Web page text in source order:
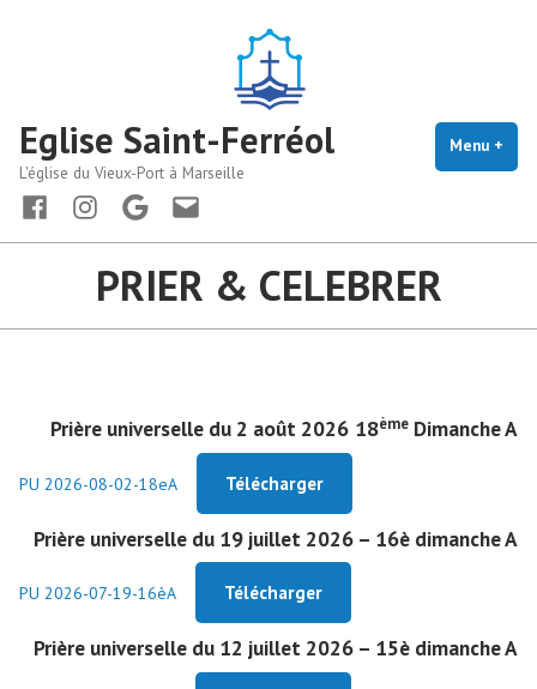
Eglise Saint-Ferréol
L'église du Vieux-Port à Marseille
Menu +
Facebookinstagram
maps
Nous
écrire
PRIER & CELEBRER
Prière universelle du 2 août 2026 18ème Dimanche A
PU 2026-08-02-18eA Télécharger
Prière universelle du 19 juillet 2026 – 16è dimanche A
PU 2026-07-19-16èA Télécharger
Prière universelle du 12 juillet 2026 – 15è dimanche A